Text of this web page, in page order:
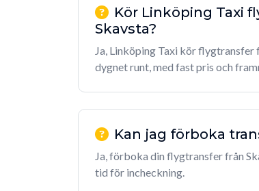
Kör Linköping Taxi
Skavsta?
Ja, Linköping Taxi kör
dygnet runt, med fast pris och
Kan jag förboka
Ja, förboka din flygtransfer från
tid för incheckning.